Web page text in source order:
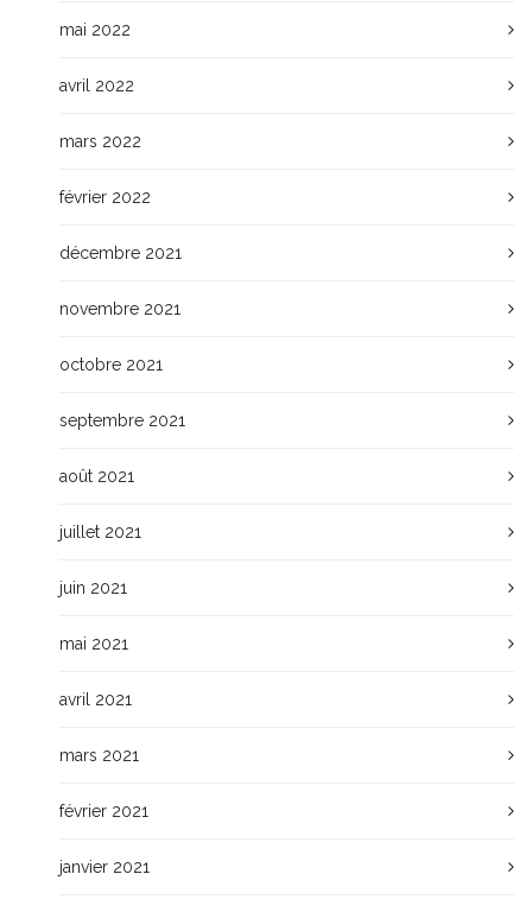
mai 2022
avril 2022
mars 2022
février 2022
décembre 2021
novembre 2021
octobre 2021
septembre 2021
août 2021
juillet 2021
juin 2021
mai 2021
avril 2021
mars 2021
février 2021
janvier 2021